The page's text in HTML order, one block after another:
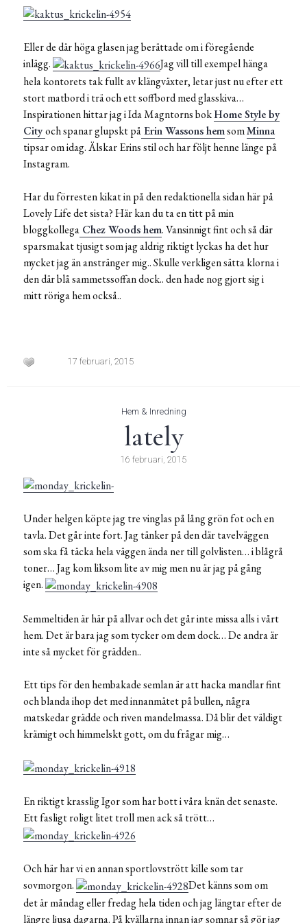
Eller de där höga glasen jag berättade om i föregående
inlägg.
Jag vill till exempel hänga
hela kontorets tak fullt av klängväxter, letar just nu efter ett
stort matbord i trä och ett soffbord med glasskiva…
Inspirationen hittar jag i Ida Magntorns bokHome Style by
Cityoch spanar glupskt påErin Wassons hemsomMinna
tipsar om idag. Älskar Erins stil och har följt henne länge på
Instagram.
Har du förresten kikat in på den redaktionella sidan här på
Lovely Life det sista? Här kan du ta en titt på min
bloggkollega Chez Woods hem. Vansinnigt fint och så där
sparsmakat tjusigt som jag aldrig riktigt lyckas ha det hur
mycket jag än anstränger mig.. Skulle verkligen sätta klorna i
den där blå sammetssoffan dock.. den hade nog gjort sig i
mitt röriga hem också..
17 februari, 2015
Hem & Inredning
lately
16 februari, 2015
Under helgen köpte jag tre vinglas på lång grön fot och en
tavla. Det går inte fort. Jag tänker på den där tavelväggen
som ska få täcka hela väggen ända ner till golvlisten… i blågrå
toner… Jag kom liksom lite av mig men nu är jag på gång
igen.
Semmeltiden är här på allvar och det går inte missa alls i vårt
hem. Det är bara jag som tycker om dem dock… De andra är
inte så mycket för grädden..
Ett tips för den hembakade semlan är att hacka mandlar fint
och blanda ihop det med innanmätet på bullen, några
matskedar grädde och riven mandelmassa. Då blir det väldigt
krämigt och himmelskt gott, om du frågar mig…
En riktigt krasslig Igor som har bott i våra knän det senaste.
Ett fasligt roligt litet troll men ack så trött…
Och här har vi en annan sportlovstrött kille som tar
sovmorgon.
Det känns som om
det är måndag eller fredag hela tiden och jag längtar efter de
längre ljusa dagarna. På kvällarna innan jag somnar så gör jag